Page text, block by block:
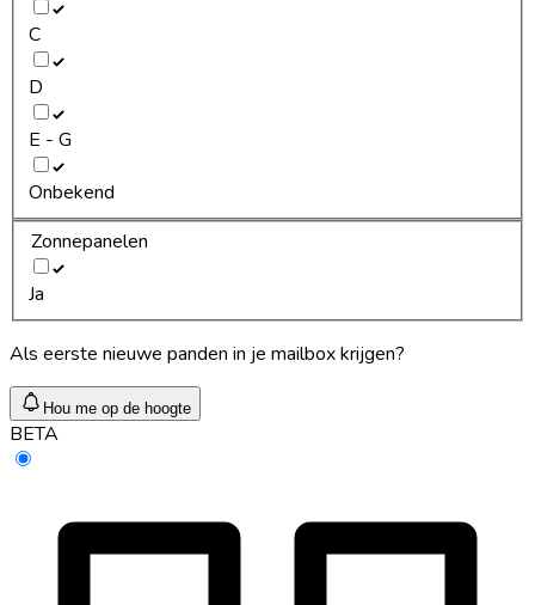
C
D
E - G
Onbekend
Zonnepanelen
Ja
Als eerste nieuwe panden in je mailbox krijgen?
Hou me op de hoogte
BETA